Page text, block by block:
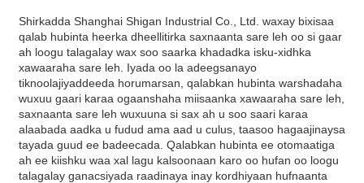
Shirkadda Shanghai Shigan Industrial Co., Ltd. waxay bixisaa
qalab hubinta heerka dheellitirka saxnaanta sare leh oo si gaar
ah loogu talagalay wax soo saarka khadadka isku-xidhka
xawaaraha sare leh. Iyada oo la adeegsanayo
tiknoolajiyaddeeda horumarsan, qalabkan hubinta warshadaha
wuxuu gaari karaa ogaanshaha miisaanka xawaaraha sare leh,
saxnaanta sare leh wuxuuna si sax ah u soo saari karaa
alaabada aadka u fudud ama aad u culus, taasoo hagaajinaysa
tayada guud ee badeecada. Qalabkan hubinta ee otomaatiga
ah ee kiishku waa xal lagu kalsoonaan karo oo hufan oo loogu
talagalay ganacsiyada raadinaya inay kordhiyaan hufnaanta